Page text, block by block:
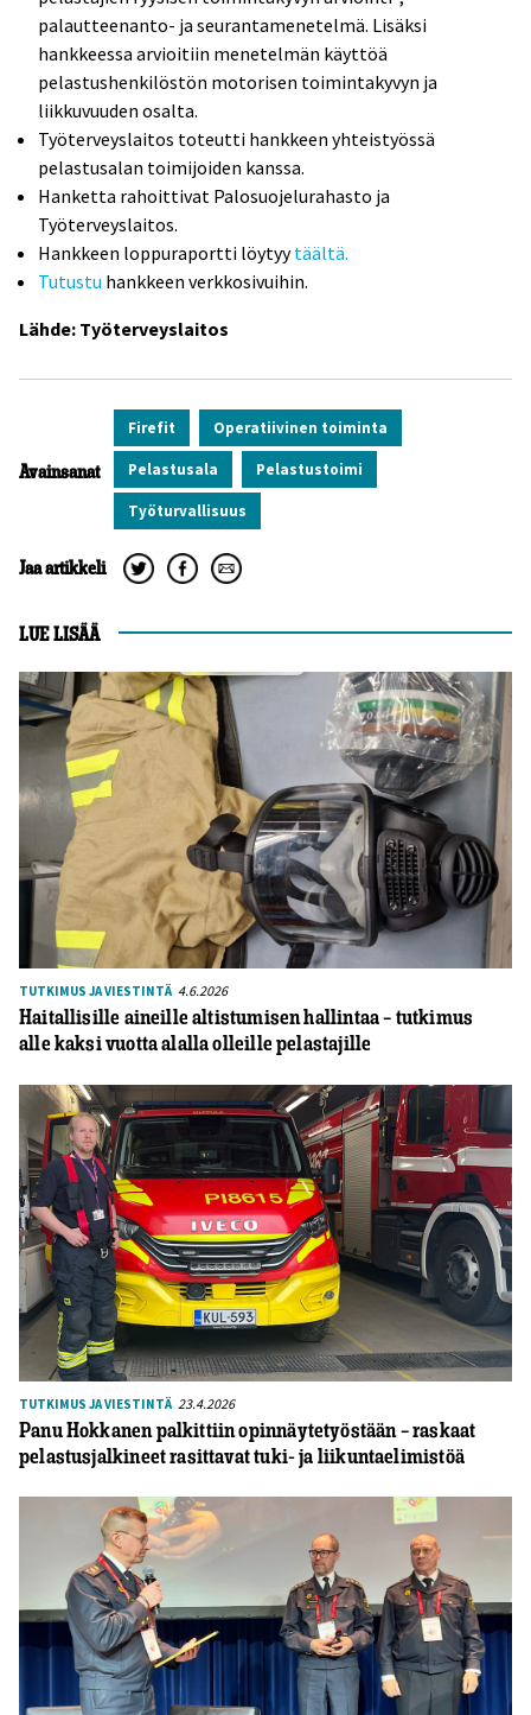
palautteenanto- ja seurantamenetelmä. Lisäksi
hankkeessa arvioitiin menetelmän käyttöä
pelastushenkilöstön motorisen toimintakyvyn ja
liikkuvuuden osalta.
Työterveyslaitos toteutti hankkeen yhteistyössä
pelastusalan toimijoiden kanssa.
Hanketta rahoittivat Palosuojelurahasto ja
Työterveyslaitos.
Hankkeen loppuraportti löytyytäältä.
Tutustu hankkeen verkkosivuihin.
Lähde: Työterveyslaitos
Avainsanat
Firefit Operatiivinen toiminta
Pelastusala Pelastustoimi
Työturvallisuus
Jaa artikkeli
LUE LISÄÄ
TUTKIMUS JA VIESTINTÄ 4.6.2026
Haitallisille aineille altistumisen hallintaa – tutkimus
alle kaksi vuotta alalla olleille pelastajille
TUTKIMUS JA VIESTINTÄ 23.4.2026
Panu Hokkanen palkittiin opinnäytetyöstään – raskaat
pelastusjalkineet rasittavat tuki- ja liikuntaelimistöä